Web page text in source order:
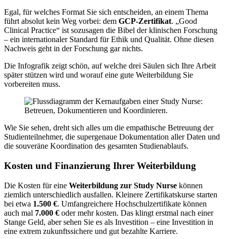
Egal, für welches Format Sie sich entscheiden, an einem Thema
führt absolut kein Weg vorbei: dem GCP-Zertifikat. „Good
Clinical Practice“ ist sozusagen die Bibel der klinischen Forschung
– ein internationaler Standard für Ethik und Qualität. Ohne diesen
Nachweis geht in der Forschung gar nichts.
Die Infografik zeigt schön, auf welche drei Säulen sich Ihre Arbeit
später stützen wird und worauf eine gute Weiterbildung Sie
vorbereiten muss.
Wie Sie sehen, dreht sich alles um die empathische Betreuung der
Studienteilnehmer, die supergenaue Dokumentation aller Daten und
die souveräne Koordination des gesamten Studienablaufs.
Kosten und Finanzierung Ihrer Weiterbildung
Die Kosten für eine Weiterbildung zur Study Nurse können
ziemlich unterschiedlich ausfallen. Kleinere Zertifikatskurse starten
bei etwa 1.500 €. Umfangreichere Hochschulzertifikate können
auch mal 7.000 € oder mehr kosten. Das klingt erstmal nach einer
Stange Geld, aber sehen Sie es als Investition – eine Investition in
eine extrem zukunftssichere und gut bezahlte Karriere.